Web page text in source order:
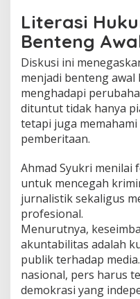
Literasi
Benteng
Diskusi ini
menjadi benteng awal
menghadapi
dituntut tidak hanya
tetapi juga
pemberitaan.
Ahmad Syukri
untuk mencegah
jurnalistik sekaligus
profesional.
Menurutnya,
akuntabilitas adalah
publik terhadap
nasional, pers harus
demokrasi yang